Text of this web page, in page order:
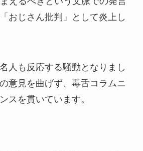
おじさん批判」として炎上し
人も反応する騒動となりまし
意見を曲げず、毒舌コラムニ
スを貫いています。